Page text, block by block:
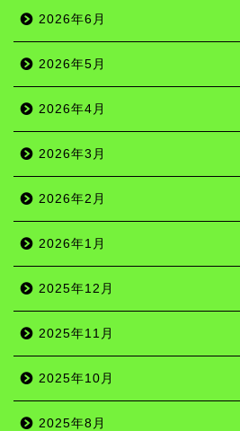
2026年6月
2026年5月
2026年4月
2026年3月
2026年2月
2026年1月
2025年12月
2025年11月
2025年10月
2025年8月